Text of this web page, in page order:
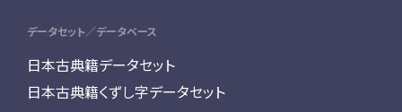
データセット／データベース
日本古典籍データセット
日本古典籍くずし字データセット